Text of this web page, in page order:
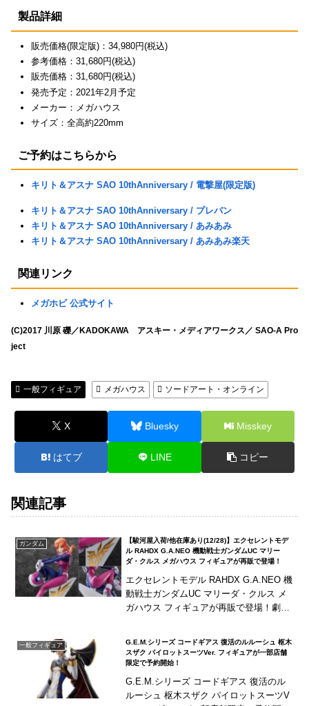
製品詳細
販売価格(限定版)：34,980円(税込)
参考価格：31,680円(税込)
販売価格：31,680円(税込)
発売予定：2021年2月予定
メーカー：メガハウス
サイズ：全高約220mm
ご予約はこちらから
キリト＆アスナ SAO 10thAnniversary / 電撃屋(限定版)
キリト＆アスナ SAO 10thAnniversary / プレバン
キリト＆アスナ SAO 10thAnniversary / あみあみ
キリト＆アスナ SAO 10thAnniversary / あみあみ楽天
関連リンク
メガホビ 公式サイト
(C)2017 川原 礫／KADOKAWA アスキー・メディアワークス／ SAO-A Pro
ject
一般フィギュア メガハウス ソードアート・オンライン
X Bluesky Misskey
はてブ LINE コピー
関連記事
ガンダム
【駿河屋入荷/他在庫あり(12/28)】エクセレントモデ
ル RAHDX G.A.NEO 機動戦士ガンダムUC マリー
ダ・クルス メガハウス フィギュアが再販で登場！
エクセレントモデル RAHDX G.A.NEO 機
動戦士ガンダムUC マリーダ・クルス メ
ガハウス フィギュアが再販で登場！劇中
一般フィギュア
G.E.M.シリーズ コードギアス 復活のルルーシュ 枢木
スザク パイロットスーツVer. フィギュアが一部店舗
限定で予約開始！
G.E.M.シリーズ コードギアス 復活のル
ルーシュ 枢木スザク パイロットスーツV